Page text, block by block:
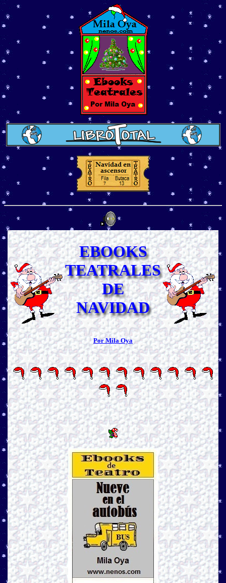
EBOOKS
TEATRALES
DE
NAVIDAD
Por Mila Oya